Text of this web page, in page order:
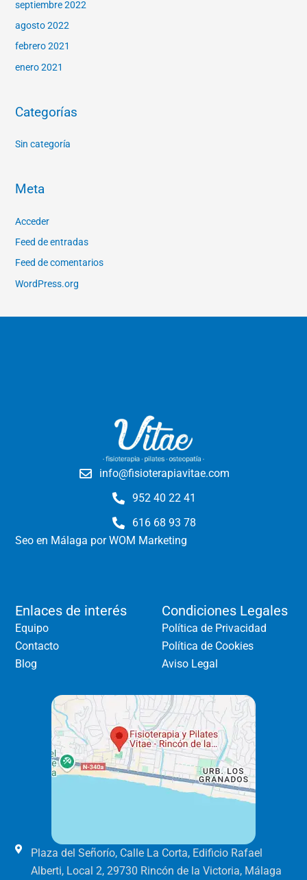
septiembre 2022
agosto 2022
febrero 2021
enero 2021
Categorías
Sin categoría
Meta
Acceder
Feed de entradas
Feed de comentarios
WordPress.org
info@fisioterapiavitae.com
952 40 22 41
616 68 93 78
Seo en Málaga por WOM Marketing
Enlaces de interés
Equipo
Contacto
Blog
Condiciones Legales
Política de Privacidad
Política de Cookies
Aviso Legal
Plaza del Señorío, Calle La Corta, Edificio Rafael
Alberti, Local 2, 29730 Rincón de la Victoria, Málaga